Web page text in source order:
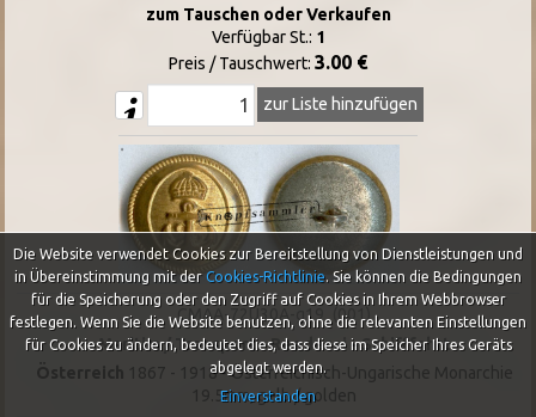
zum Tauschen oder Verkaufen
Verfügbar St.: 1
Preis / Tauschwert: 3.00 €
zur Liste hinzufügen
CMAA-72U30A-g19_(001)
Maritim / Transport - Reederei - Schifffahrt
Österreich 1867 - 1918 - Österreichisch-Ungarische Monarchie
19.5mm, gelb / golden
Die Website verwendet Cookies zur Bereitstellung von Dienstleistungen und
in Übereinstimmung mit der Cookies-Richtlinie. Sie können die Bedingungen
für die Speicherung oder den Zugriff auf Cookies in Ihrem Webbrowser
festlegen. Wenn Sie die Website benutzen, ohne die relevanten Einstellungen
für Cookies zu ändern, bedeutet dies, dass diese im Speicher Ihres Geräts
abgelegt werden.
Einverstanden